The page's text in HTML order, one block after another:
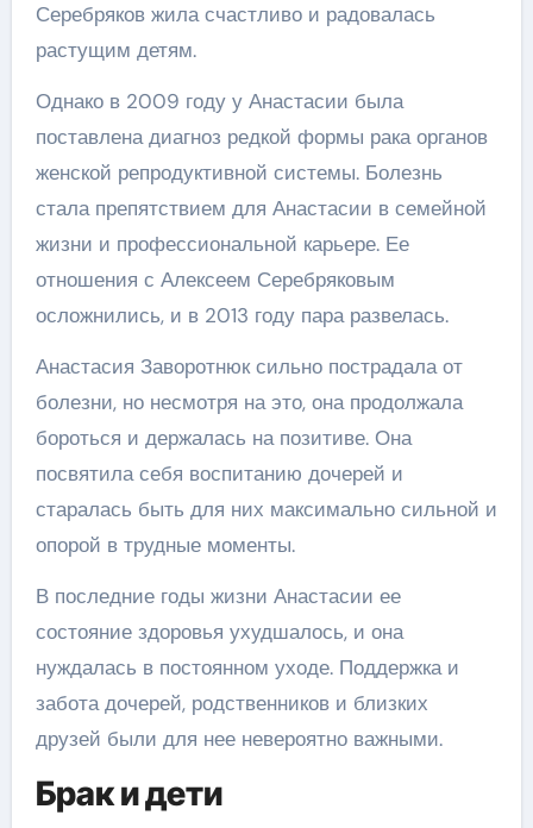
Серебряков жила счастливо и радовалась
растущим детям.
Однако в 2009 году у Анастасии была
поставлена диагноз редкой формы рака органов
женской репродуктивной системы. Болезнь
стала препятствием для Анастасии в семейной
жизни и профессиональной карьере. Ее
отношения с Алексеем Серебряковым
осложнились, и в 2013 году пара развелась.
Анастасия Заворотнюк сильно пострадала от
болезни, но несмотря на это, она продолжала
бороться и держалась на позитиве. Она
посвятила себя воспитанию дочерей и
старалась быть для них максимально сильной и
опорой в трудные моменты.
В последние годы жизни Анастасии ее
состояние здоровья ухудшалось, и она
нуждалась в постоянном уходе. Поддержка и
забота дочерей, родственников и близких
друзей были для нее невероятно важными.
Брак и дети